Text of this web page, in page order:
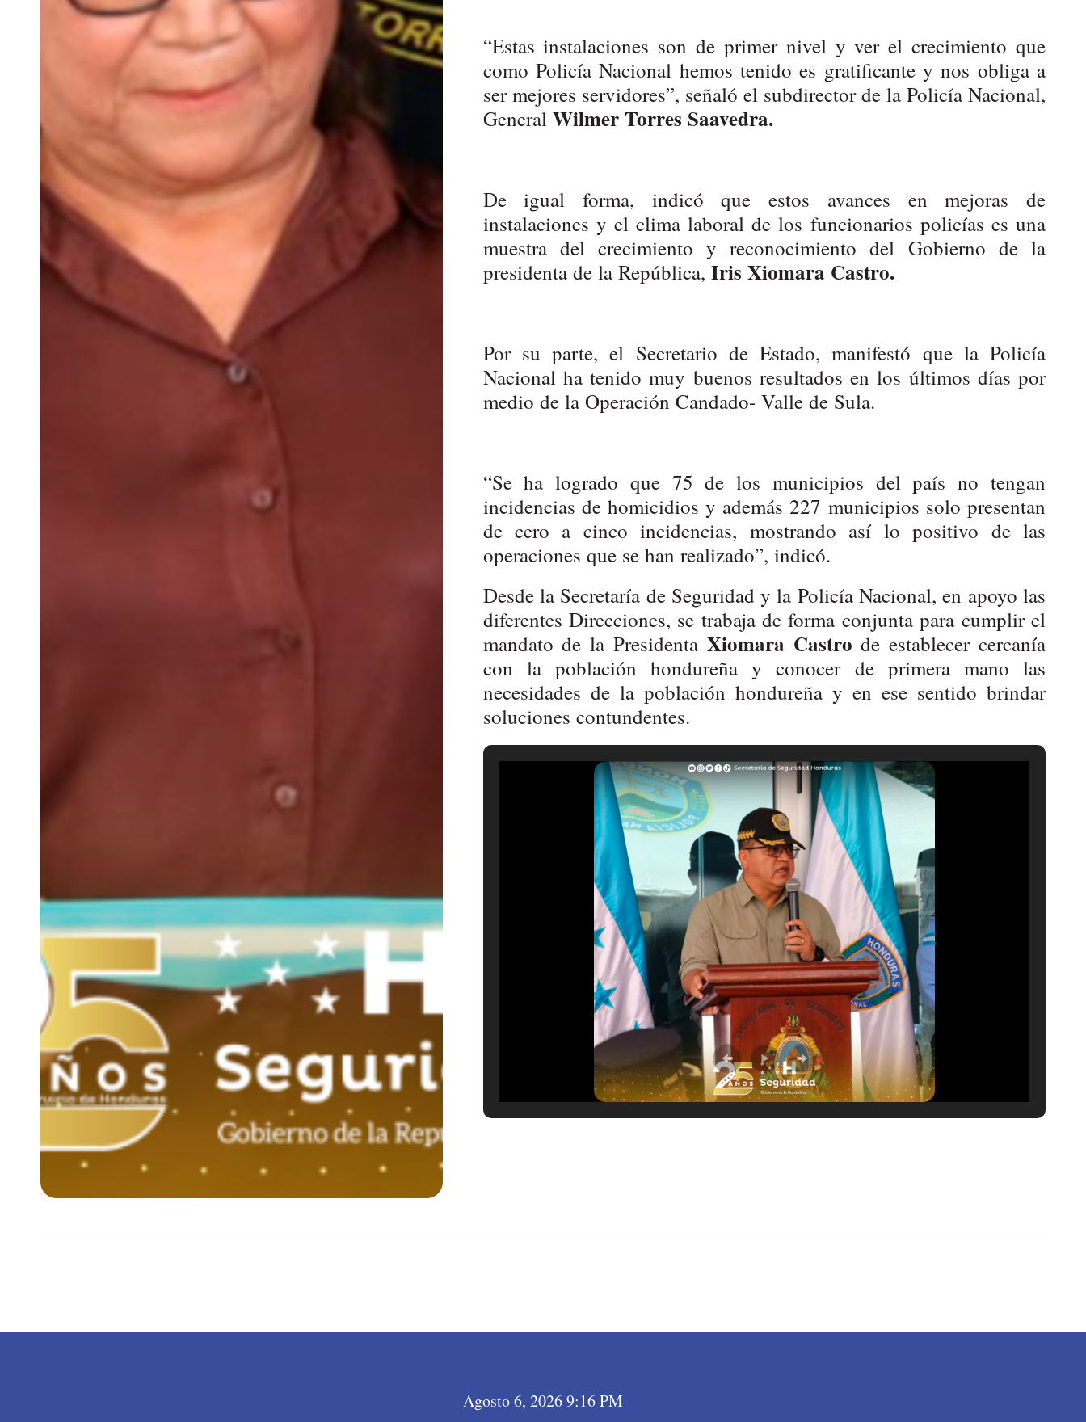
“Estas instalaciones son de primer nivel y ver el crecimiento que
como Policía Nacional hemos tenido es gratificante y nos obliga a
ser mejores servidores”, señaló el subdirector de la Policía Nacional,
General Wilmer Torres Saavedra.
De igual forma, indicó que estos avances en mejoras de
instalaciones y el clima laboral de los funcionarios policías es una
muestra del crecimiento y reconocimiento del Gobierno de la
presidenta de la República, Iris Xiomara Castro.
Por su parte, el Secretario de Estado, manifestó que la Policía
Nacional ha tenido muy buenos resultados en los últimos días por
medio de la Operación Candado- Valle de Sula.
“Se ha logrado que 75 de los municipios del país no tengan
incidencias de homicidios y además 227 municipios solo presentan
de cero a cinco incidencias, mostrando así lo positivo de las
operaciones que se han realizado”, indicó.
Desde la Secretaría de Seguridad y la Policía Nacional, en apoyo las
diferentes Direcciones, se trabaja de forma conjunta para cumplir el
mandato de la Presidenta Xiomara Castro de establecer cercanía
con la población hondureña y conocer de primera mano las
necesidades de la población hondureña y en ese sentido brindar
soluciones contundentes.
Agosto 6, 2026 9:16 PM